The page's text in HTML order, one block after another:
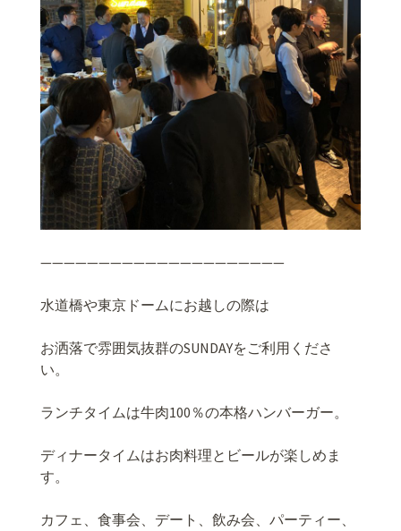
—————————————————————
水道橋や東京ドームにお越しの際は
お洒落で雰囲気抜群のSUNDAYをご利用くださ
い。
ランチタイムは牛肉100 ％の本格ハンバーガー。
ディナータイムはお肉料理とビールが楽しめま
す。
カフェ、食事会、デート、飲み会、パーティー、